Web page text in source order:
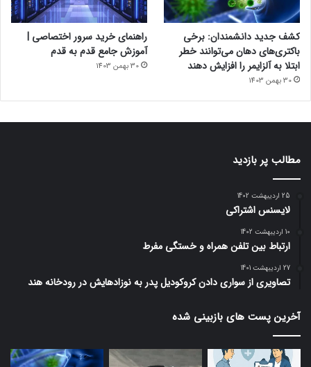
کشف جدید دانشمندان: برخی
باکتری‌های دهان می‌توانند خطر
ابتلا به آلزایمر را افزایش دهند
30 بهمن 1403
راهنمای خرید سرور اختصاصی |
آموزش جامع قدم به قدم
30 بهمن 1403
مطالب پر بازدید
25 اردیبهشت 1402
لایسنس اشتراکی
10 اردیبهشت 1402
ارتباط بین تلفن همراه و خستگی مفرط
27 اردیبهشت 1401
تصاویری از سواری دادن کروکودیل پدر به نوزادهایش در رودخانه هند
آخرین پست های بازبینی شده